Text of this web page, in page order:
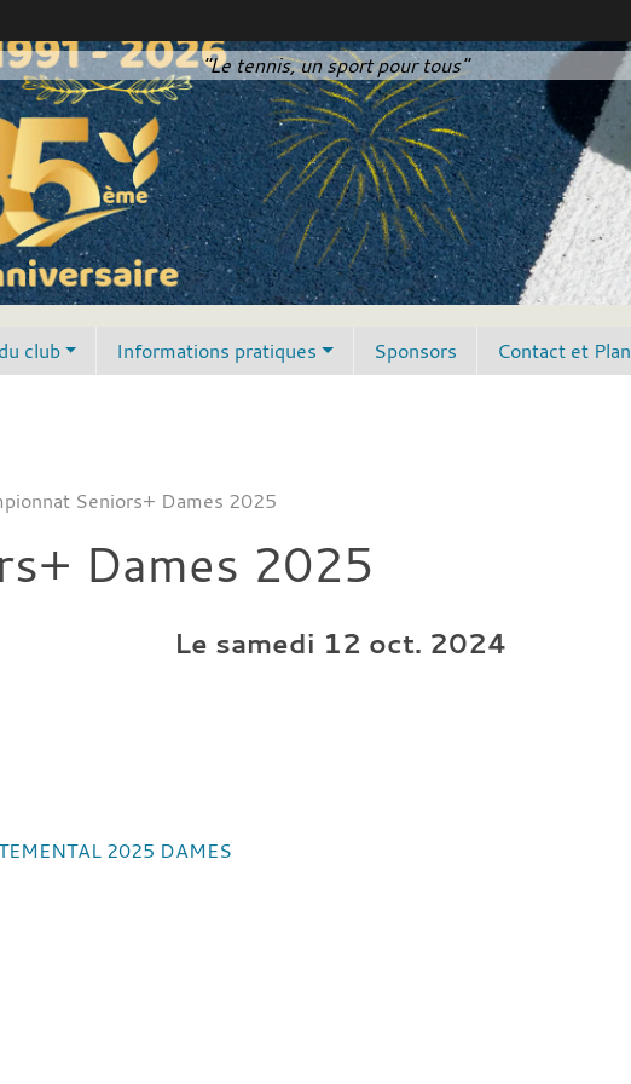
"Le tennis, un sport pour tous"
club Informations pratiques Sponsors Contact et Plan
Seniors+ Dames 2025
Dames 2025
Le samedi 12 oct. 2024
2025 DAMES